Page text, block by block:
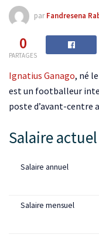
par Fandresena
0
PARTAGES
Ignatius Ganago, né
est un footballeur
poste d’avant-centre
Salaire
Salaire annuel
Salaire mensuel